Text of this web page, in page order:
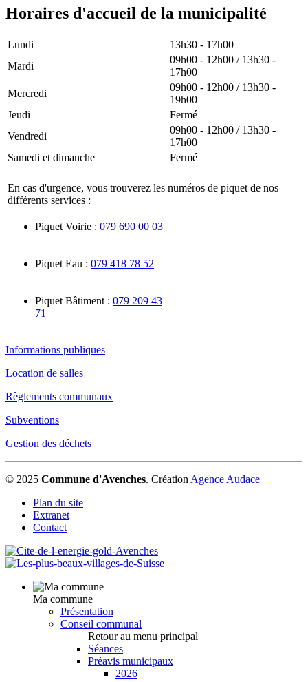
Horaires d'accueil de la municipalité
Lundi
13h30 - 17h00
Mardi
09h00 - 12h00 / 13h30 -
17h00
Mercredi
09h00 - 12h00 / 13h30 -
19h00
Jeudi
Fermé
Vendredi
09h00 - 12h00 / 13h30 -
17h00
Samedi et dimanche
Fermé
En cas d'urgence, vous trouverez les numéros de piquet de nos
différents services :
Piquet Voirie : 079 690 00 03
Piquet Eau : 079 418 78 52
Piquet Bâtiment : 079 209 43
71
Informations publiques
Location de salles
Règlements communaux
Subventions
Gestion des déchets
© 2025 Commune d'Avenches. Création Agence Audace
Plan du site
Extranet
Contact
Ma commune
Présentation
Conseil communal
Retour au menu principal
Séances
Préavis municipaux
2026